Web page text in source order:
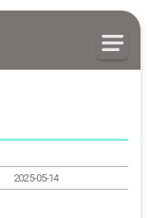
2025-05-14